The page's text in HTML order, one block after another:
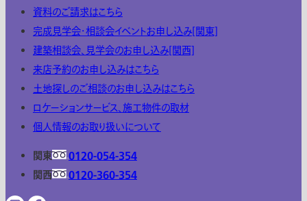
資料のご請求はこちら
完成見学会・相談会イベントお申し込み[関東]
建築相談会、見学会のお申し込み[関西]
来店予約のお申し込みはこちら
土地探しのご相談のお申し込みはこちら
ロケーションサービス、施工物件の取材
個人情報のお取り扱いについて
関東
0120-054-354
関西
0120-360-354